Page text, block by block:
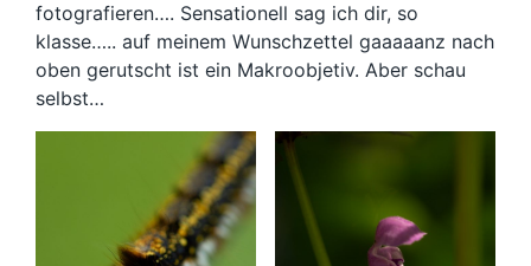
fotografieren…. Sensationell sag ich dir, so
klasse….. auf meinem Wunschzettel gaaaaanz nach
oben gerutscht ist ein Makroobjetiv. Aber schau
selbst…